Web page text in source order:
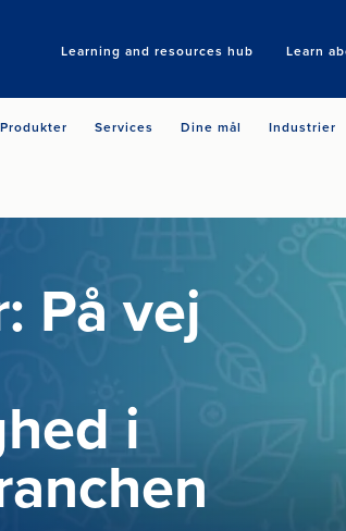
Learning and resources hub Learn
Produkter Services Dine mål Industrier
På vej
i